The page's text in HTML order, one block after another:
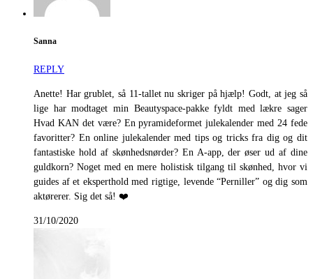
Sanna
REPLY
Anette! Har grublet, så 11-tallet nu skriger på hjælp! Godt, at jeg så
lige har modtaget min Beautyspace-pakke fyldt med lækre sager
Hvad KAN det være? En pyramideformet julekalender med 24 fede
favoritter? En online julekalender med tips og tricks fra dig og dit
fantastiske hold af skønhedsnørder? En A-app, der øser ud af dine
guldkorn? Noget med en mere holistisk tilgang til skønhed, hvor vi
guides af et eksperthold med rigtige, levende “Perniller” og dig som
aktørerer. Sig det så! ❤️
31/10/2020